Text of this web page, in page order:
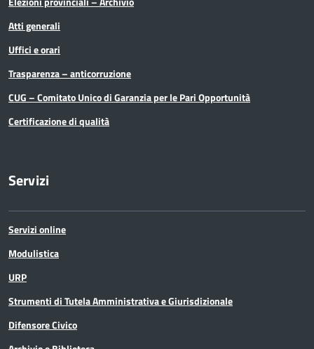
Atti generali
Uffici e orari
Trasparenza – anticorruzione
CUG – Comitato Unico di Garanzia per le Pari Opportunità
Certificazione di qualità
Servizi
Servizi online
Modulistica
URP
Strumenti di Tutela Amministrativa e Giurisdizionale
Difensore Civico